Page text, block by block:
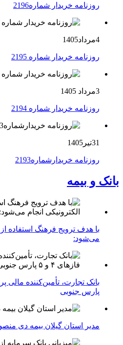
روزنامه خریدار شماره2196
4مرداد1405
روزنامه خریدار شماره 2195
3مرداد 1405
روزنامه خریدار شماره 2194
31تیر1405
روزنامه خریدارشماره2193
بانک و بیمه
با هدف ترویج فرهنگ استفاده
می‌شود:
پارس جنوبی
مدیر استان گیلان بیمه دی